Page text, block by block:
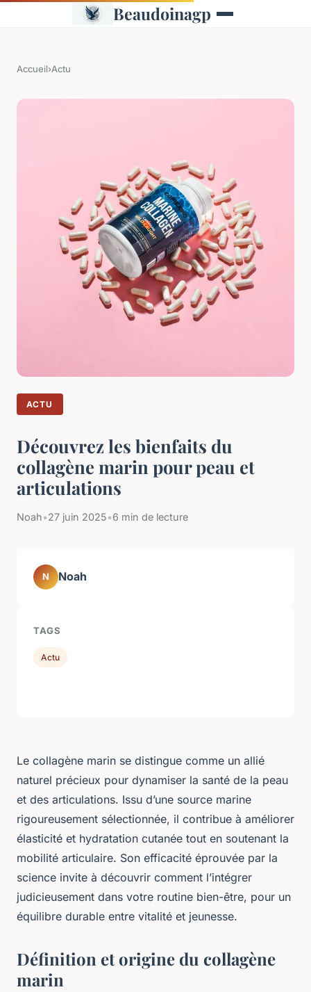
Beaudoinagp
Accueil›Actu
ACTU
Découvrez les bienfaits du
collagène marin pour peau et
articulations
Noah•27 juin 2025•6 min de lecture
Le collagène marin se distingue comme un allié
naturel précieux pour dynamiser la santé de la peau
et des articulations. Issu d’une source marine
rigoureusement sélectionnée, il contribue à améliorer
élasticité et hydratation cutanée tout en soutenant la
mobilité articulaire. Son efficacité éprouvée par la
science invite à découvrir comment l’intégrer
judicieusement dans votre routine bien-être, pour un
équilibre durable entre vitalité et jeunesse.
Définition et origine du collagène
marin
N Noah
TAGS
Actu